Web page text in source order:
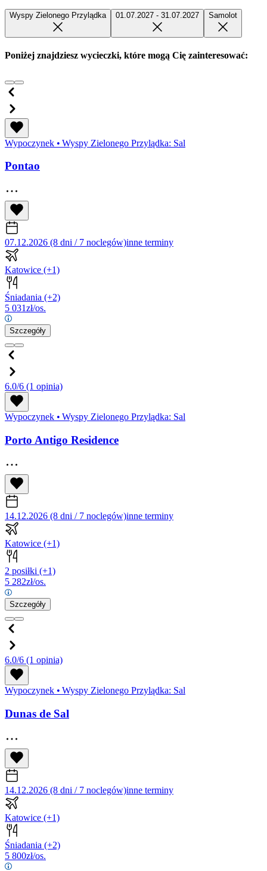
Wyspy Zielonego Przylądka 01.07.2027 - 31.07.2027 Samolot
Poniżej znajdziesz wycieczki, które mogą Cię zainteresować:
Wypoczynek • Wyspy Zielonego Przylądka: Sal
Pontao
07.12.2026 (8 dni / 7 noclegów)inne terminy
Katowice (+1)
Śniadania (+2)
5 031zł/os.
Szczegóły
6.0/6 (1 opinia)
Wypoczynek • Wyspy Zielonego Przylądka: Sal
Porto Antigo Residence
14.12.2026 (8 dni / 7 noclegów)inne terminy
Katowice (+1)
2 posiłki (+1)
5 282zł/os.
Szczegóły
6.0/6 (1 opinia)
Wypoczynek • Wyspy Zielonego Przylądka: Sal
Dunas de Sal
14.12.2026 (8 dni / 7 noclegów)inne terminy
Katowice (+1)
Śniadania (+2)
5 800zł/os.